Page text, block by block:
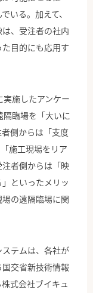
いる。加えて、
、受注者の社内
目的にも応用す
施したアンケー
隔臨場を「大いに
側からは「支度
施工現場をリア
者側からは「映
といったメリッ
の遠隔臨場に関
テムは、各社が
交省新技術情報
式会社ブイキュ